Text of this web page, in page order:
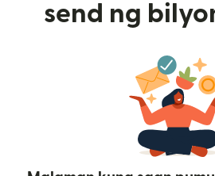
send ng